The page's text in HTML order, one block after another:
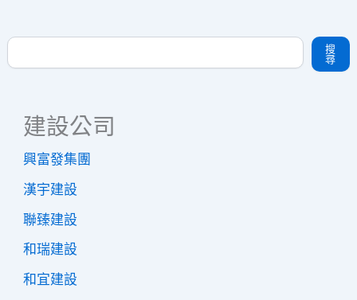
搜尋
搜
尋
建設公司
興富發集團
漢宇建設
聯臻建設
和瑞建設
和宜建設